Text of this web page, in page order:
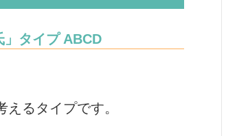
」タイプ ABCD
るタイプです。